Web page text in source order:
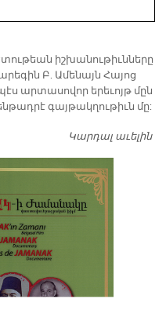
իշխանութիւնները
Բ. Ամենայն Հայոց
արտասովոր երեւոյթ մըն
գայթակղութիւն մը:
Կարդալ աւելին